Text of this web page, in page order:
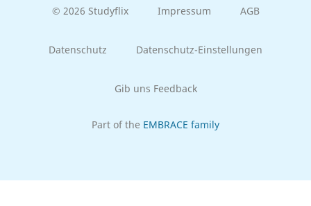
© 2026 Studyflix Impressum AGB
Datenschutz Datenschutz-Einstellungen
Gib uns Feedback
Part of the EMBRACE family